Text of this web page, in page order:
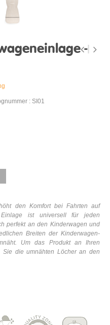
-
: SI01
den Komfort bei Fahrten auf
ist universell für jeden
perfekt an den Kinderwagen und
Breiten der Kinderwagen-
Um das Produkt an Ihren
Sie die umnähten Löcher an den